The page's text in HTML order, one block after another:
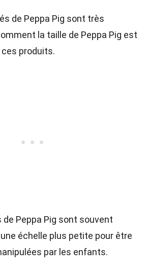
de Peppa Pig sont très
la taille de Peppa Pig est
produits.
de Peppa Pig sont souvent
échelle plus petite pour être
par les enfants.